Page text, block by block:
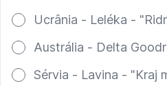
Ucrânia - Leléka -
Austrália - Delta
Sérvia - Lavina - "Kraj